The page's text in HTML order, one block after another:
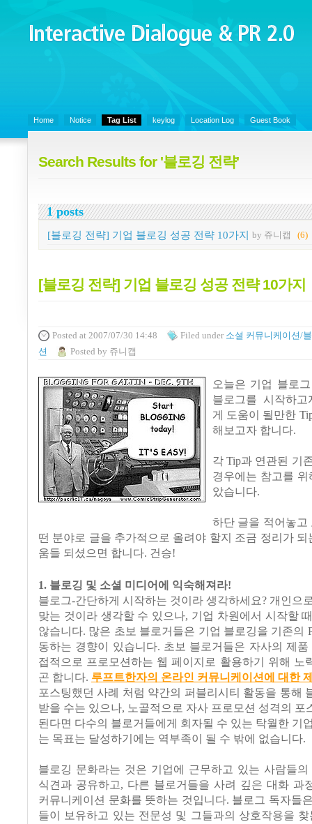
Interactive Dialogue &
PR 2.0
Home Notice Tag List keylog Location Log Guest Book
Search Results for '블로깅 전략'
1 posts
[블로깅 전략] 기업 블로깅 성공 전략 10가지 by 쥬니캡 (6)
[블로깅 전략] 기업 블로깅 성공 전략 10가지
Posted at 2007/07/30 14:48 Filed under 소셜 커뮤니케이션/
션
Posted by 쥬니캡
오늘은 기업 블로
블로그를 시작하
게 도움이 될만한
해보고자 합니다.
각 Tip과 연관된 기
경우에는 참고를
았습니다.
하단 글을 적어놓고
떤 분야로 글을 추가적으로 올려야 할지 조금 정리가 되
움들 되셨으면 합니다. 건승!
1. 블로깅 및 소셜 미디어에 익숙해져라!
블로그-간단하게 시작하는 것이라 생각하세요? 개인으
맞는 것이라 생각할 수 있으나, 기업 차원에서 시작할
않습니다. 많은 초보 블로거들은 기업 블로깅을 기존의
동하는 경향이 있습니다. 초보 블로거들은 자사의 제
접적으로 프로모션하는 웹 페이지로 활용하기 위해 노
곤 합니다. 루프트한자의 온라인 커뮤니케이션에 대한
포스팅했던 사례 처럼 약간의 퍼블리시티 활동을 통해
받을 수는 있으나, 노골적으로 자사 프로모션 성격의 포
된다면 다수의 블로거들에게 회자될 수 있는 탁월한 기
는 목표는 달성하기에는 역부족이 될 수 밖에 없습니다.
블로깅 문화라는 것은 기업에 근무하고 있는 사람들
식견과 공유하고, 다른 블로거들을 사려 깊은 대화 과
커뮤니케이션 문화를 뜻하는 것입니다. 블로그 독자들
들이 보유하고 있는 전문성 및 그들과의 상호작용을